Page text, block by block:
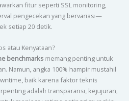
fitur seperti SSL monitoring,
pengecekan yang bervariasi—
setiap 20 detik.
atau Kenyataan?
benchmarksmemang penting untuk
Namun, angka 100% hampir mustahil
baik karena faktor teknis
adalah transparansi, kejujuran,